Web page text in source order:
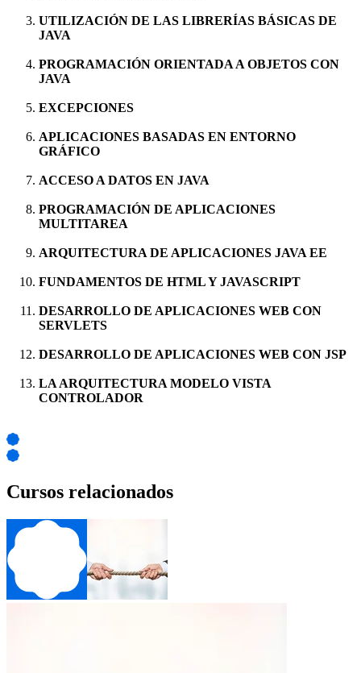
UTILIZACIÓN DE LAS LIBRERÍAS BÁSICAS DE
JAVA
PROGRAMACIÓN ORIENTADA A OBJETOS CON
JAVA
EXCEPCIONES
APLICACIONES BASADAS EN ENTORNO
GRÁFICO
ACCESO A DATOS EN JAVA
PROGRAMACIÓN DE APLICACIONES
MULTITAREA
ARQUITECTURA DE APLICACIONES JAVA EE
FUNDAMENTOS DE HTML Y JAVASCRIPT
DESARROLLO DE APLICACIONES WEB CON
SERVLETS
DESARROLLO DE APLICACIONES WEB CON JSP
LA ARQUITECTURA MODELO VISTA
CONTROLADOR
Cursos relacionados